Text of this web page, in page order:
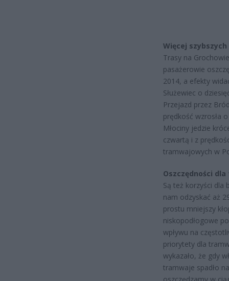
Więcej
Trasy na
pasażerowie
2014, a efekty
Służewiec o
Przejazd przez
prędkość wzrosła
Młociny jedzie
czwartą i z
tramwajowych w
Oszczędności
Są też korzyści dla
nam odzyskać aż
prostu mniejszy
niskopodłogowe
wpływu na
priorytety dla
wykazało, że gdy
tramwaje spadło